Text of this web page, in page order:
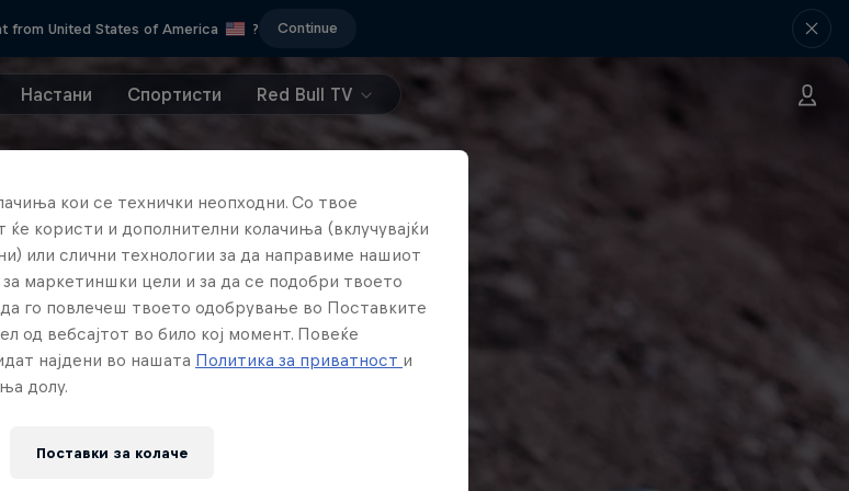
from United States of America ? Continue
Настани Спортисти Red Bull TV
кои се технички неопходни. Со твое
ќе користи и дополнителни колачиња (вклучувајќи
или слични технологии за да направиме нашиот
маркетиншки цели и за да се подобри твоето
го повлечеш твоето одобрување во Поставките
од вебсајтот во било кој момент. Повеќе
најдени во нашата Политика за приватност и
долу.
Поставки за колачe